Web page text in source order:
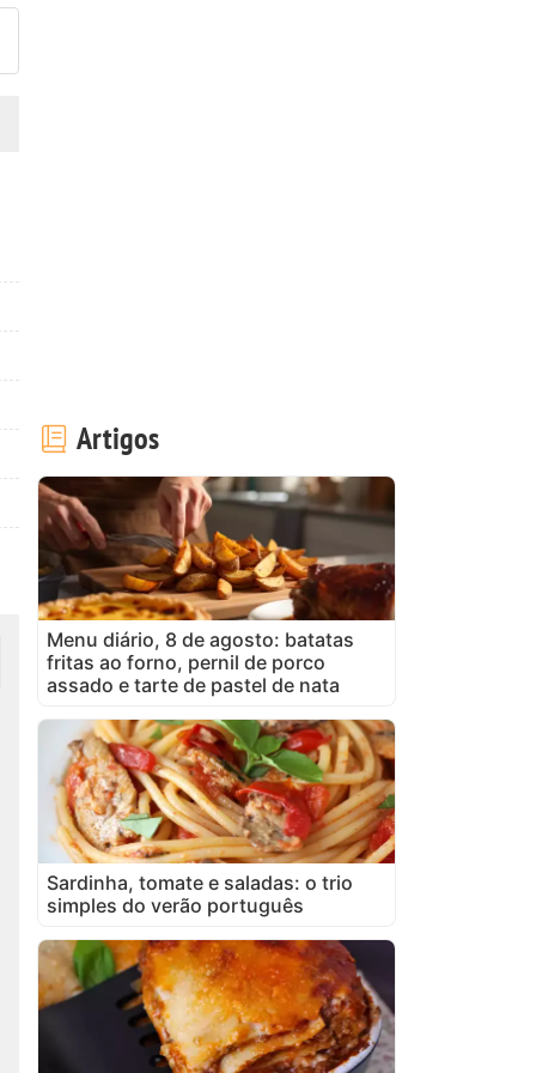
Artigos
Menu diário, 8 de agosto: batatas
fritas ao forno, pernil de porco
assado e tarte de pastel de nata
Sardinha, tomate e saladas: o trio
simples do verão português